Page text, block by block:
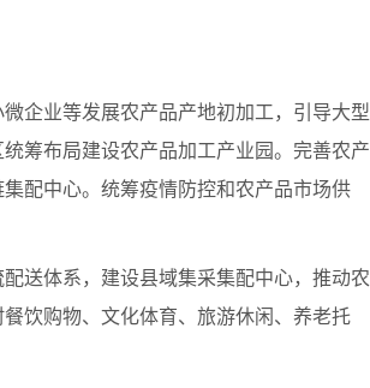
企业等发展农产品产地初加工，引导大型
筹布局建设农产品加工产业园。完善农产
配中心。统筹疫情防控和农产品市场供
送体系，建设县域集采集配中心，推动农
饮购物、文化体育、旅游休闲、养老托